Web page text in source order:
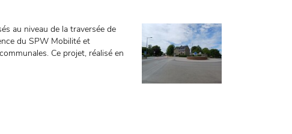
au niveau de la traversée de
du SPW Mobilité et
Ce projet, réalisé en